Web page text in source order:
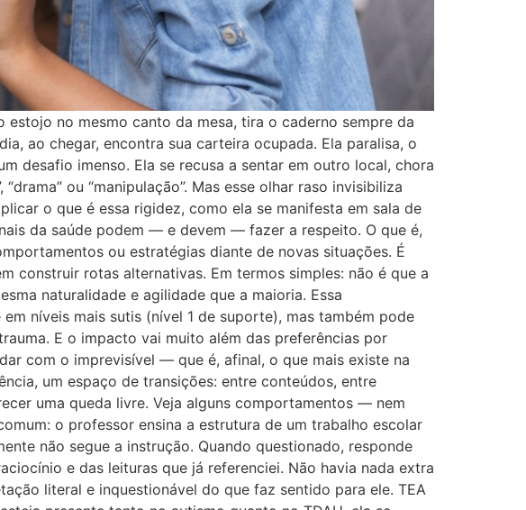
estojo no mesmo canto da mesa, tira o caderno sempre da
ao chegar, encontra sua carteira ocupada. Ela paralisa, o
desafio imenso. Ela se recusa a sentar em outro local, chora
ou “manipulação”. Mas esse olhar raso invisibiliza
o que é essa rigidez, como ela se manifesta em sala de
da saúde podem — e devem — fazer a respeito. O que é,
ou estratégias diante de novas situações. É
construir rotas alternativas. Em termos simples: não é que a
naturalidade e agilidade que a maioria. Essa
níveis mais sutis (nível 1 de suporte), mas também pode
E o impacto vai muito além das preferências por
com o imprevisível — que é, afinal, o que mais existe na
um espaço de transições: entre conteúdos, entre
uma queda livre. Veja alguns comportamentos — nem
o professor ensina a estrutura de um trabalho escolar
não segue a instrução. Quando questionado, responde
e das leituras que já referenciei. Não havia nada extra
literal e inquestionável do que faz sentido para ele. TEA